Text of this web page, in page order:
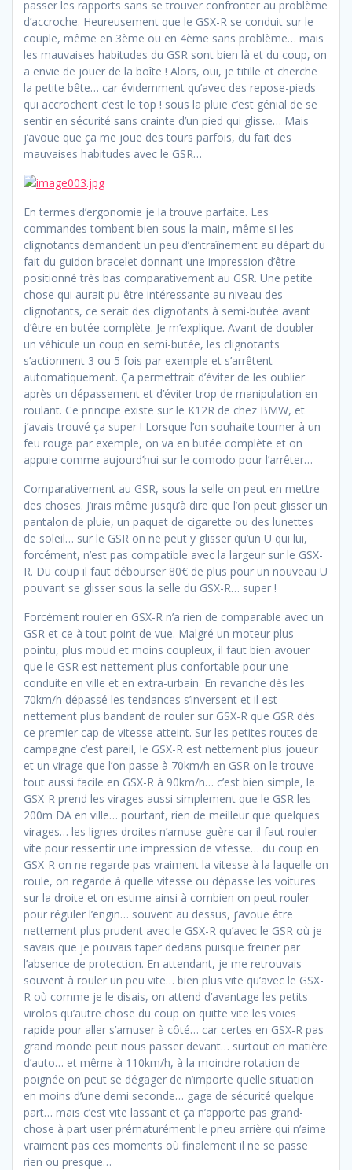
passer les rapports sans se trouver confronter au problème
d’accroche. Heureusement que le GSX-R se conduit sur le
couple, même en 3ème ou en 4ème sans problème… mais
les mauvaises habitudes du GSR sont bien là et du coup, on
a envie de jouer de la boîte ! Alors, oui, je titille et cherche
la petite bête… car évidemment qu’avec des repose-pieds
qui accrochent c’est le top ! sous la pluie c’est génial de se
sentir en sécurité sans crainte d’un pied qui glisse… Mais
j’avoue que ça me joue des tours parfois, du fait des
mauvaises habitudes avec le GSR…
En termes d’ergonomie je la trouve parfaite. Les
commandes tombent bien sous la main, même si les
clignotants demandent un peu d’entraînement au départ du
fait du guidon bracelet donnant une impression d’être
positionné très bas comparativement au GSR. Une petite
chose qui aurait pu être intéressante au niveau des
clignotants, ce serait des clignotants à semi-butée avant
d’être en butée complète. Je m’explique. Avant de doubler
un véhicule un coup en semi-butée, les clignotants
s’actionnent 3 ou 5 fois par exemple et s’arrêtent
automatiquement. Ça permettrait d’éviter de les oublier
après un dépassement et d’éviter trop de manipulation en
roulant. Ce principe existe sur le K12R de chez BMW, et
j’avais trouvé ça super ! Lorsque l’on souhaite tourner à un
feu rouge par exemple, on va en butée complète et on
appuie comme aujourd’hui sur le comodo pour l’arrêter…
Comparativement au GSR, sous la selle on peut en mettre
des choses. J’irais même jusqu’à dire que l’on peut glisser un
pantalon de pluie, un paquet de cigarette ou des lunettes
de soleil… sur le GSR on ne peut y glisser qu’un U qui lui,
forcément, n’est pas compatible avec la largeur sur le GSX-
R. Du coup il faut débourser 80€ de plus pour un nouveau U
pouvant se glisser sous la selle du GSX-R… super !
Forcément rouler en GSX-R n’a rien de comparable avec un
GSR et ce à tout point de vue. Malgré un moteur plus
pointu, plus moud et moins coupleux, il faut bien avouer
que le GSR est nettement plus confortable pour une
conduite en ville et en extra-urbain. En revanche dès les
70km/h dépassé les tendances s’inversent et il est
nettement plus bandant de rouler sur GSX-R que GSR dès
ce premier cap de vitesse atteint. Sur les petites routes de
campagne c’est pareil, le GSX-R est nettement plus joueur
et un virage que l’on passe à 70km/h en GSR on le trouve
tout aussi facile en GSX-R à 90km/h… c’est bien simple, le
GSX-R prend les virages aussi simplement que le GSR les
200m DA en ville… pourtant, rien de meilleur que quelques
virages… les lignes droites n’amuse guère car il faut rouler
vite pour ressentir une impression de vitesse… du coup en
GSX-R on ne regarde pas vraiment la vitesse à la laquelle on
roule, on regarde à quelle vitesse ou dépasse les voitures
sur la droite et on estime ainsi à combien on peut rouler
pour réguler l’engin… souvent au dessus, j’avoue être
nettement plus prudent avec le GSX-R qu’avec le GSR où je
savais que je pouvais taper dedans puisque freiner par
l’absence de protection. En attendant, je me retrouvais
souvent à rouler un peu vite… bien plus vite qu’avec le GSX-
R où comme je le disais, on attend d’avantage les petits
virolos qu’autre chose du coup on quitte vite les voies
rapide pour aller s’amuser à côté… car certes en GSX-R pas
grand monde peut nous passer devant… surtout en matière
d’auto… et même à 110km/h, à la moindre rotation de
poignée on peut se dégager de n’importe quelle situation
en moins d’une demi seconde… gage de sécurité quelque
part… mais c’est vite lassant et ça n’apporte pas grand-
chose à part user prématurément le pneu arrière qui n’aime
vraiment pas ces moments où finalement il ne se passe
rien ou presque…